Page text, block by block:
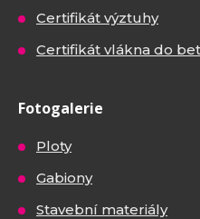
Certifikát výztuhy
Certifikát vlákna do
Fotogalerie
Ploty
Gabiony
Stavební materiály